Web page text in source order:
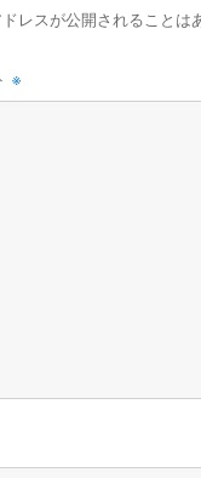
レスが公開されることは
※